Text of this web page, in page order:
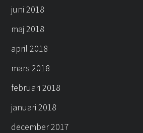
juni 2018
maj 2018
april 2018
mars 2018
februari 2018
januari 2018
december 2017